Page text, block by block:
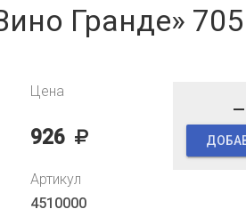
Гранде»
Цена
926
Артикул
4510000